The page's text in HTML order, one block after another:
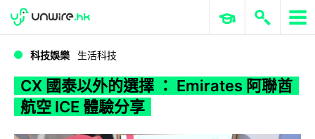
WWDC 2026 ERP 與商業 AI
科技娛樂 生活科技
CX 國泰以外的選擇 ： Emirates 阿聯酋
航空 ICE 體驗分享